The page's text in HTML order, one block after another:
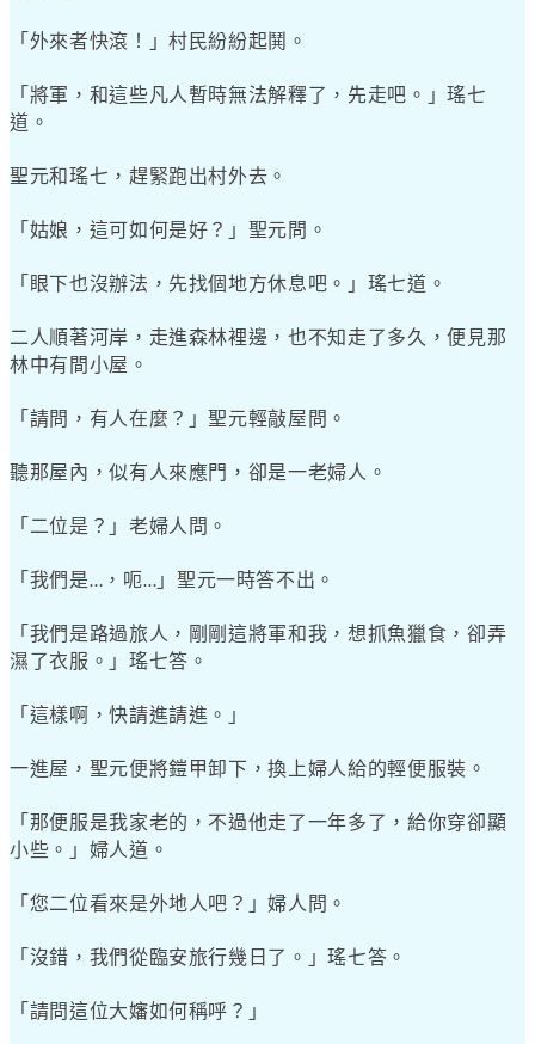
「外來者快滾！」村民紛紛起鬨。
「將軍，和這些凡人暫時無法解釋了，先走吧。」瑤七
道。
聖元和瑤七，趕緊跑出村外去。
「姑娘，這可如何是好？」聖元問。
「眼下也沒辦法，先找個地方休息吧。」瑤七道。
二人順著河岸，走進森林裡邊，也不知走了多久，便見那
林中有間小屋。
「請問，有人在麼？」聖元輕敲屋問。
聽那屋內，似有人來應門，卻是一老婦人。
「二位是？」老婦人問。
「我們是… ，呃… 」聖元一時答不出。
「我們是路過旅人，剛剛這將軍和我，想抓魚獵食，卻弄
濕了衣服。」瑤七答。
「這樣啊，快請進請進。」
一進屋，聖元便將鎧甲卸下，換上婦人給的輕便服裝。
「那便服是我家老的，不過他走了一年多了，給你穿卻顯
小些。」婦人道。
「您二位看來是外地人吧？」婦人問。
「沒錯，我們從臨安旅行幾日了。」瑤七答。
「請問這位大嬸如何稱呼？」